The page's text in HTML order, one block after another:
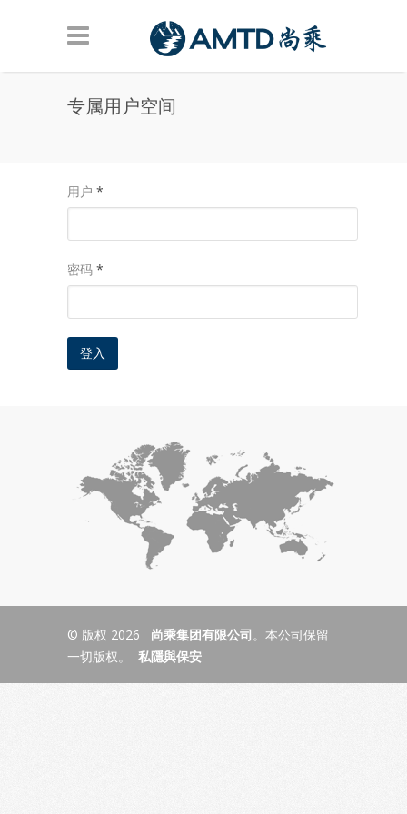
专属用户空间
用户 *
密码 *
© 版权 2026 尚乘集团有限公司。本公司保留
一切版权。 私隱與保安